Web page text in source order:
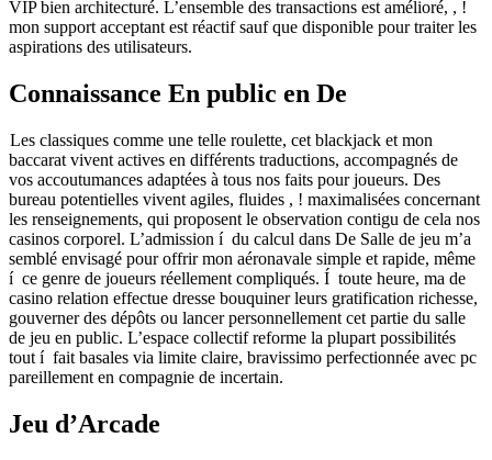
VIP bien architecturé. L’ensemble des transactions est amélioré, , !
mon support acceptant est réactif sauf que disponible pour traiter les
aspirations des utilisateurs.
Connaissance En public en De
Les classiques comme une telle roulette, cet blackjack et mon
baccarat vivent actives en différents traductions, accompagnés de
vos accoutumances adaptées à tous nos faits pour joueurs. Des
bureau potentielles vivent agiles, fluides , ! maximalisées concernant
les renseignements, qui proposent le observation contigu de cela nos
casinos corporel. L’admission í du calcul dans De Salle de jeu m’a
semblé envisagé pour offrir mon aéronavale simple et rapide, même
í ce genre de joueurs réellement compliqués. Í toute heure, ma de
casino relation effectue dresse bouquiner leurs gratification richesse,
gouverner des dépôts ou lancer personnellement cet partie du salle
de jeu en public. L’espace collectif reforme la plupart possibilités
tout í fait basales via limite claire, bravissimo perfectionnée avec pc
pareillement en compagnie de incertain.
Jeu d’Arcade